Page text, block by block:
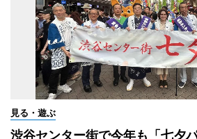
見る・遊ぶ
渋谷センター街で今年も「七夕